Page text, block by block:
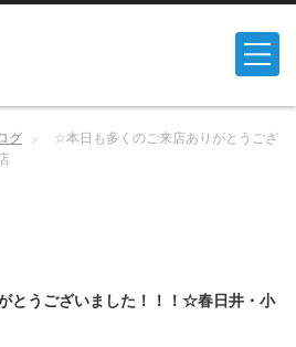
グ
☆本日も多くのご来店ありがとうござ
とうございました！！！☆春日井・小